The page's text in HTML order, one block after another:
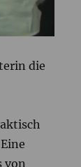
die
von